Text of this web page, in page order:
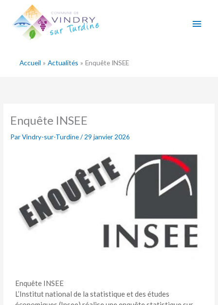
contenu
Accueil Actualités Enquête INSEE
Enquête INSEE
ParVindry-sur-Turdine/ 29 janvier 2026
Enquête INSEE
L’Institut national de la statistique et des études